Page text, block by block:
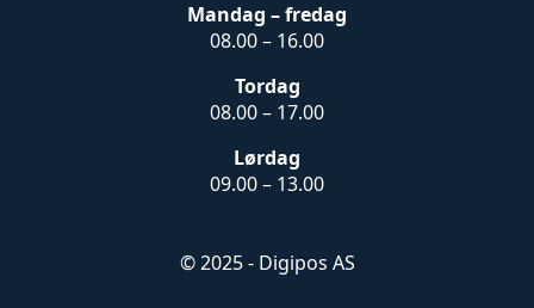
Mandag – fredag
08.00 – 16.00
Tordag
08.00 – 17.00
Lørdag
09.00 – 13.00
© 2025 - Digipos AS